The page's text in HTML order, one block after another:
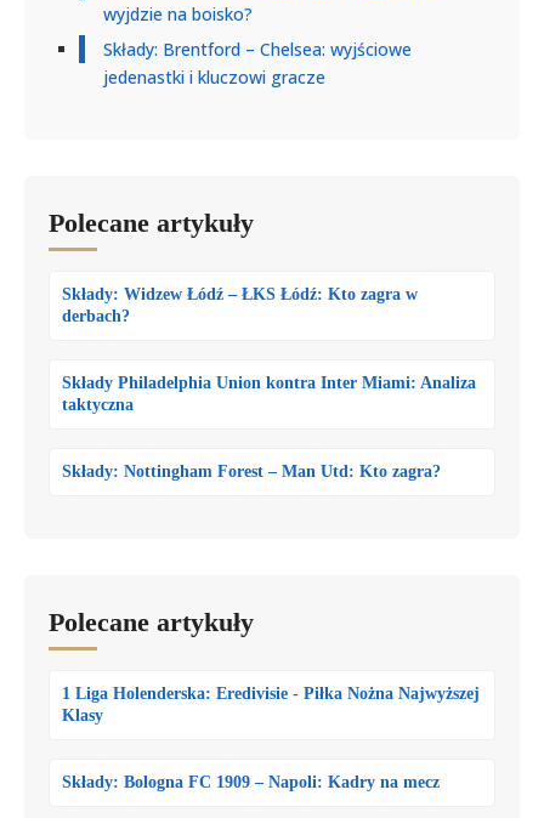
wyjdzie na boisko?
Składy: Brentford – Chelsea: wyjściowe
jedenastki i kluczowi gracze
Polecane artykuły
Składy: Widzew Łódź – ŁKS Łódź: Kto zagra w
derbach?
Składy Philadelphia Union kontra Inter Miami: Analiza
taktyczna
Składy: Nottingham Forest – Man Utd: Kto zagra?
Polecane artykuły
1 Liga Holenderska: Eredivisie - Piłka Nożna Najwyższej
Klasy
Składy: Bologna FC 1909 – Napoli: Kadry na mecz